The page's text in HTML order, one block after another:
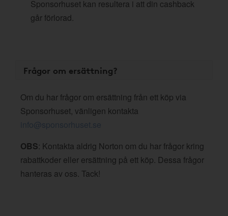
Sponsorhuset kan resultera i att din cashback
går förlorad.
Frågor om ersättning?
Om du har frågor om ersättning från ett köp via
Sponsorhuset, vänligen kontakta
info@sponsorhuset.se
OBS: Kontakta aldrig Norton om du har frågor kring
rabattkoder eller ersättning på ett köp. Dessa frågor
hanteras av oss. Tack!